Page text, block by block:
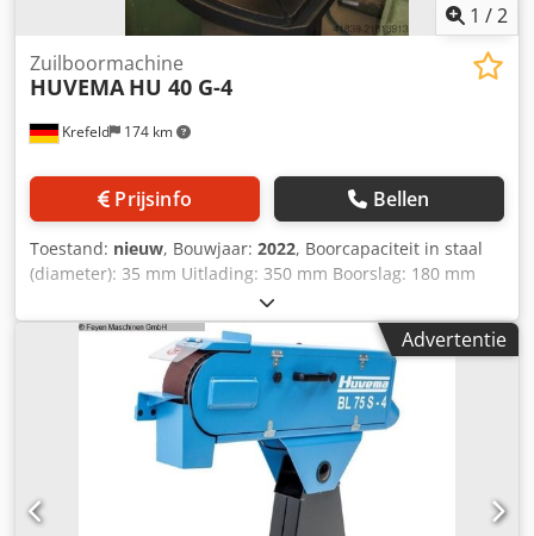
1 /2
Krefeld 174 km
Zuilboormachine
HUVEMA HU 40 G-4
Prijsinfo Bellen
Toestand: nieuw, Bouwjaar: 2022, Boorcapaciteit in staal
(diameter): 35 mm Uitlading: 350 mm Boorslag: 180 mm
Max. draaddiameter: M 24 mm Voeding: 0,1 - 0,2 mm/omw
Spilsnelheden: 100 - 1450 omw/min Spindelopname: MT 4
Tafeloppervlak: 560 x 385 mm Afstand spil/tafel max.: 780
mm Dcodpfx Aajy H Nvbsnek Afstand spil/voetplaat: 1320
mm Spanning: 400 V / 50 Hz Totale vermogensbehoefte:
1,5 kW Machinegewicht ca.: 0,46 t Benodigde ruimte ca.:
1,2 x 0,7 x 2,4 m Met koelmiddel- en draadsnij-inrichting
Instelbare boordiepte met automatische uitschakeling
Links-rechtsdraaiende spindel Verstelbare
spanenbescherming
Advertentie